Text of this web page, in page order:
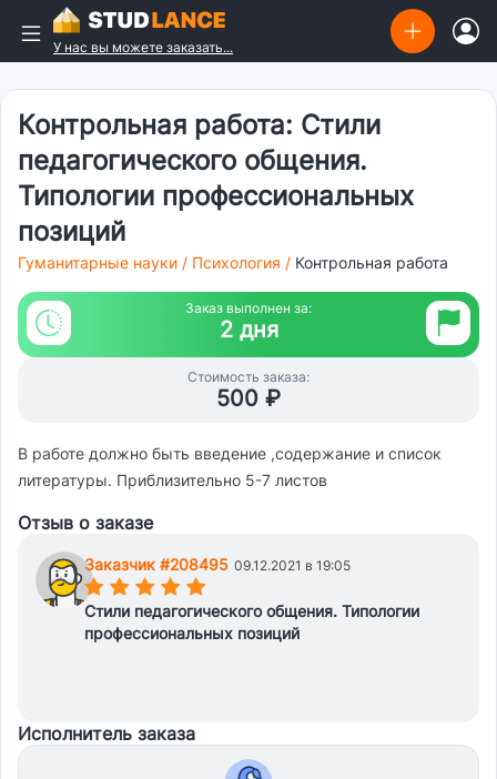
У нас вы можете заказать...
Контрольная работа: Стили
педагогического общения.
Типологии профессиональных
позиций
Гуманитарные науки / Психология / Контрольная работа
Заказ выполнен за:
2 дня
Стоимость заказа:
500 ₽
В работе должно быть введение ,содержание и список
литературы. Приблизительно 5-7 листов
Отзыв о заказе
Заказчик #208495 09.12.2021 в 19:05
(*)(*)(*)(*)(*)
Стили педагогического общения. Типологии
профессиональных позиций
Исполнитель заказа